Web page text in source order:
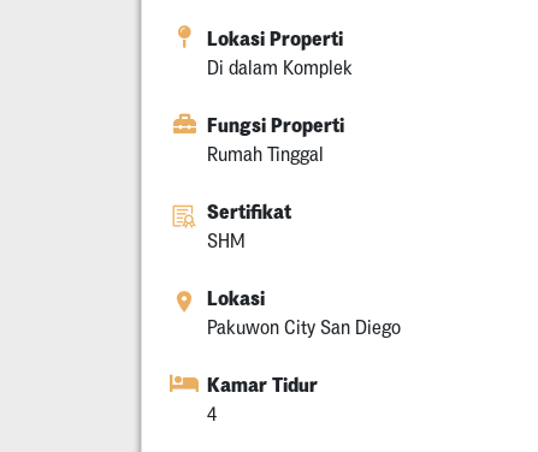
Lokasi Properti
Di dalam Komplek
Fungsi Properti
Rumah Tinggal
Sertifikat
SHM
Lokasi
Pakuwon City San Diego
Kamar Tidur
4